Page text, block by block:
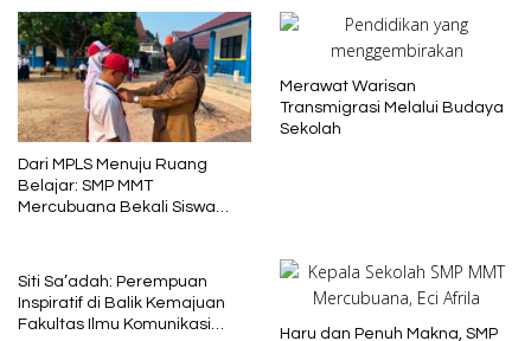
Dari MPLS Menuju Ruang
Belajar: SMP MMT
Mercubuana Bekali Siswa
Merawat Warisan
Transmigrasi Melalui Budaya
Sekolah
Siti Sa’adah: Perempuan
Inspiratif di Balik Kemajuan
Fakultas Ilmu Komunikasi
Haru dan Penuh Makna, SMP